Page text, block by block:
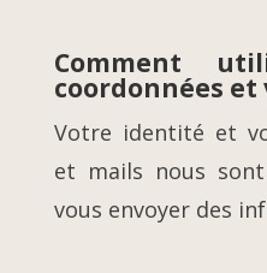
Comment
coordonnées et
Votre identité et
et mails nous
vous envoyer des